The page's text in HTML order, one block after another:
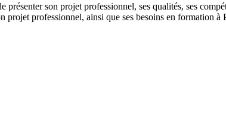
et le plan d'action.
présenter son projet professionnel, ses qualités, ses
projet professionnel, ainsi que ses besoins en formation